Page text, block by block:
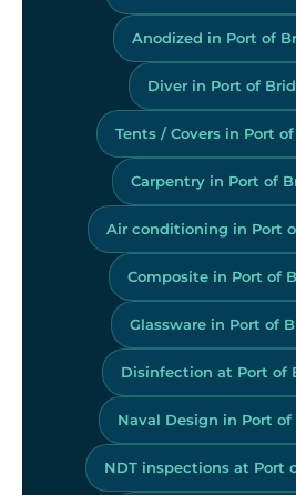
Anodized in Port of
Diver in Port of
Tents / Covers in Port
Carpentry in Port of
Air conditioning in Port
Composite in Port of
Glassware in Port of
Disinfection at Port of
Naval Design in Port
NDT inspections at Port